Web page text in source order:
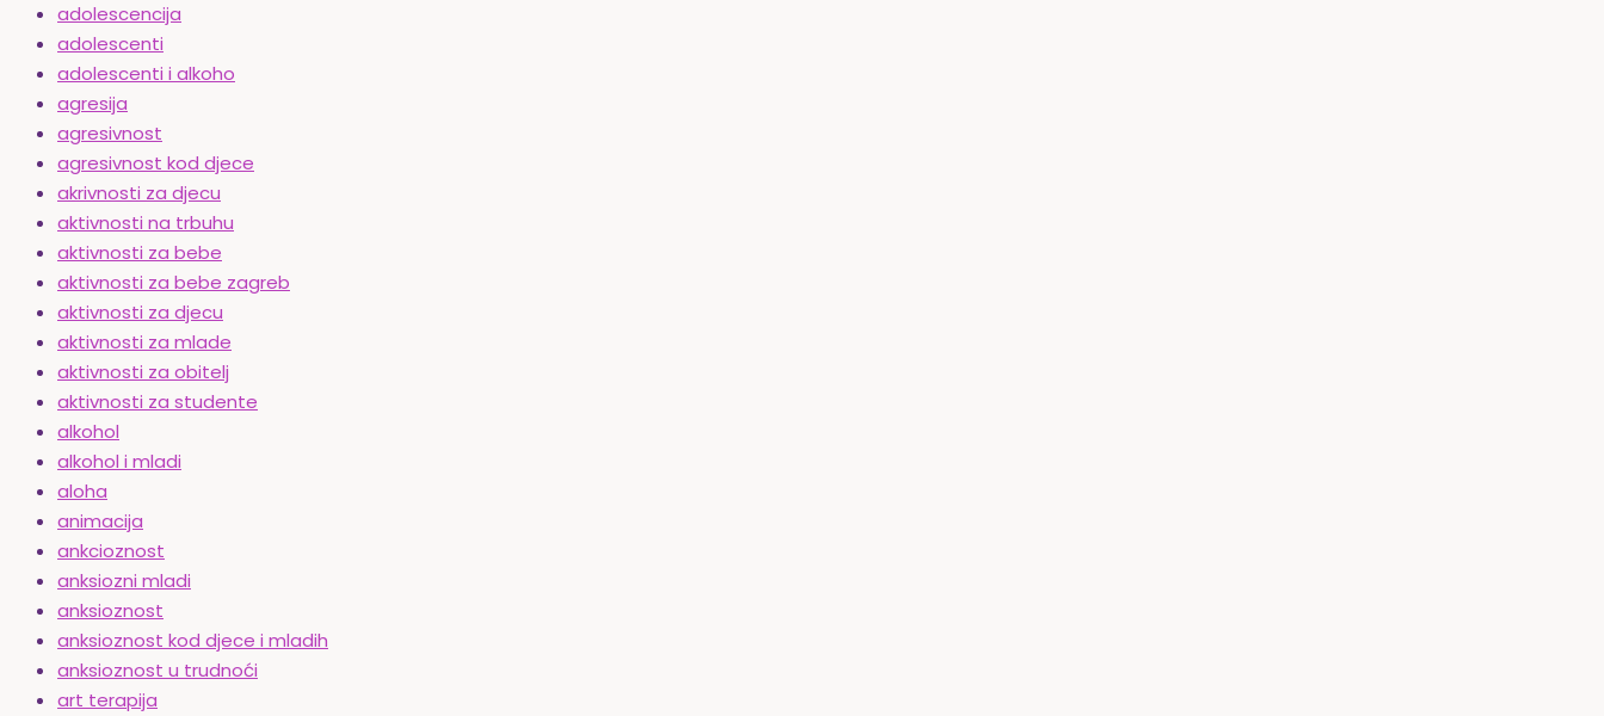
adolescencija
adolescenti
adolescenti i alkoho
agresija
agresivnost
agresivnost kod djece
akrivnosti za djecu
aktivnosti na trbuhu
aktivnosti za bebe
aktivnosti za bebe zagreb
aktivnosti za djecu
aktivnosti za mlade
aktivnosti za obitelj
aktivnosti za studente
alkohol
alkohol i mladi
aloha
animacija
ankcioznost
anksiozni mladi
anksioznost
anksioznost kod djece i mladih
anksioznost u trudnoći
art terapija